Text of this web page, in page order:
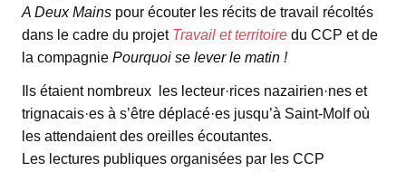
A Deux Mains pour écouter les récits de travail récoltés
dans le cadre du projet Travail et territoire du CCP et de
la compagnie Pourquoi se lever le matin !
Ils étaient nombreux les lecteur·rices nazairien·nes et
trignacais·es à s’être déplacé·es jusqu’à Saint-Molf où
les attendaient des oreilles écoutantes.
Les lectures publiques organisées par les CCP